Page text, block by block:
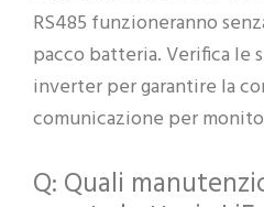
RS485 funzioneranno
pacco batteria. Verifica le
inverter per garantire la
comunicazione per
Q: Quali